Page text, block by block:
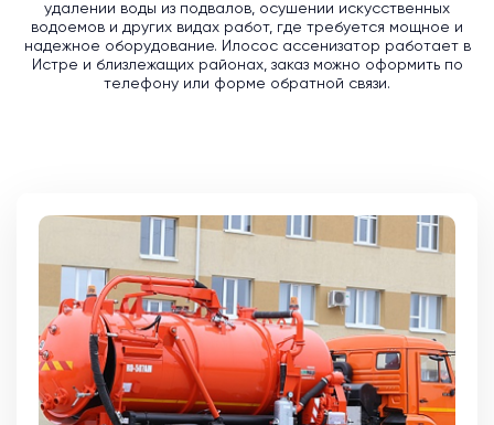
удалении воды из подвалов, осушении искусственных
водоемов и других видах работ, где требуется мощное и
надежное оборудование. Илосос ассенизатор работает в
Истре и близлежащих районах, заказ можно оформить по
телефону или форме обратной связи.